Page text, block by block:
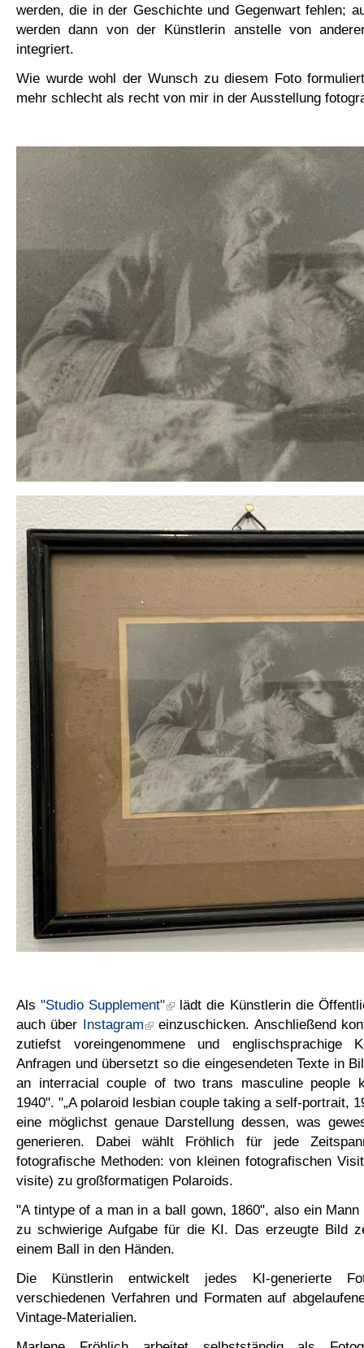
werden, die in der Geschichte und Gegenwart fehlen;
werden dann von der Künstlerin anstelle von
integriert.
Wie wurde wohl der Wunsch zu diesem Foto
mehr schlecht als recht von mir in der Ausstellung
Als"Studio Supplement"
lädt die Künstlerin die
auch über Instagram
einzuschicken. Anschließend
zutiefst voreingenommene und englischsprachige
Anfragen und übersetzt so die eingesendeten Texte in
an interracial couple of two trans masculine people
1940". "„A polaroid lesbian couple taking a self-portrait,
eine möglichst genaue Darstellung dessen, was
generieren. Dabei wählt Fröhlich für jede
fotografische Methoden: von kleinen fotografischen
visite) zu großformatigen Polaroids.
"A tintype of a man in a ball gown, 1860", also ein
zu schwierige Aufgabe für die KI. Das erzeugte Bild
einem Ball in den Händen.
Die Künstlerin entwickelt jedes KI-generierte
verschiedenen Verfahren und Formaten auf
Vintage-Materialien.